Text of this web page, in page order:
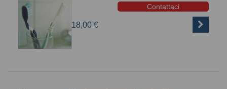
Contattaci
18,00 €